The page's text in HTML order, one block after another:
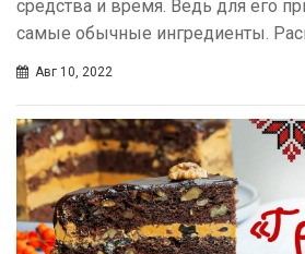
средства и время. Ведь для его
самые обычные ингредиенты.
Авг 10, 2022